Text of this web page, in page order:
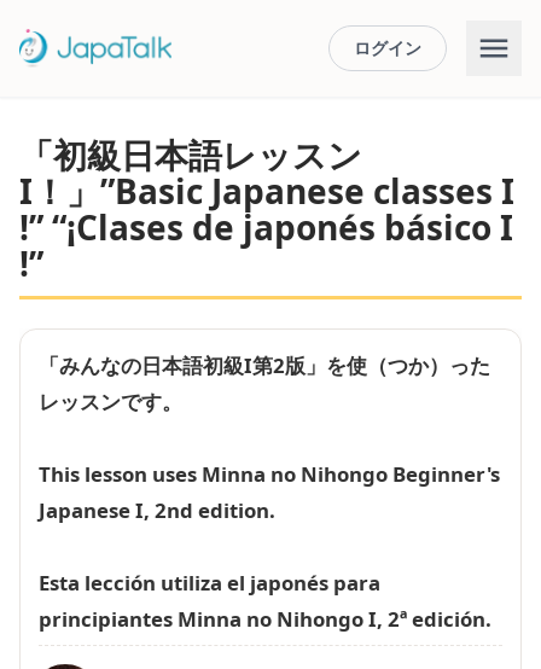
ログイン
「初級日本語レッスン
I！」”Basic Japanese classes I
!” “¡Clases de japonés básico I
!”
「みんなの日本語初級I第2版」を使（つか）った
レッスンです。
This lesson uses Minna no Nihongo Beginner's
Japanese I, 2nd edition.
Esta lección utiliza el japonés para
principiantes Minna no Nihongo I, 2ª edición.